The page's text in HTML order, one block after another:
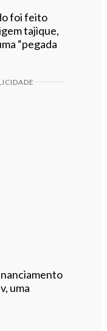
foi feito
tajique,
“pegada
uma